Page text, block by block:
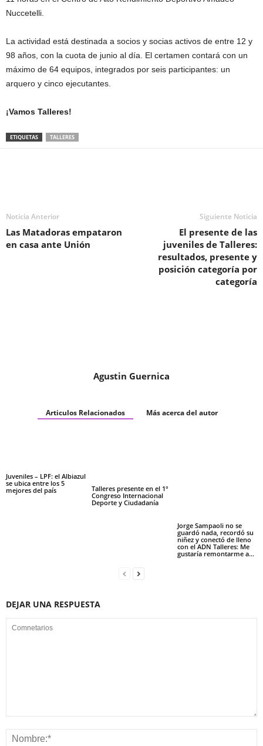
Nuccetelli.
La actividad está destinada a socios y socias activos de entre 12 y
98 años, con la cuota de junio al día. El certamen contará con un
máximo de 64 equipos, integrados por seis participantes: un
arquero y cinco ejecutantes.
¡Vamos Talleres!
ETIQUETAS TALLERES
Noticia Anterior
Las Matadoras empataron
en casa ante Unión
Siguiente Noticia
El presente de las
juveniles de Talleres:
resultados, presente y
posición categoría por
categoría
Agustin Guernica
Articulos Relacionados Más acerca del autor
Juveniles – LPF: el Albiazul
se ubica entre los 5
mejores del país
Talleres presente en el 1°
Congreso Internacional
Deporte y Ciudadanía
Jorge Sampaoli no se
guardó nada, recordó su
niñez y conectó de lleno
con el ADN Talleres: Me
gustaría remontarme a…
DEJAR UNA RESPUESTA